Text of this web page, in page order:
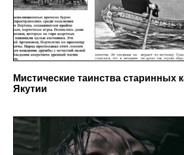
Мистические таинства старинных
Якутии